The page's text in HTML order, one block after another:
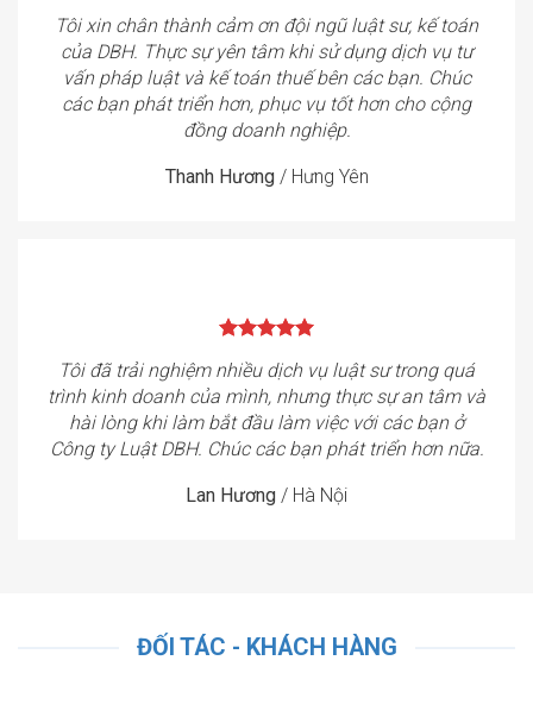
Tôi xin chân thành cảm ơn đội ngũ luật sư, kế toán
của DBH. Thực sự yên tâm khi sử dụng dịch vụ tư
vấn pháp luật và kế toán thuế bên các bạn. Chúc
các bạn phát triển hơn, phục vụ tốt hơn cho cộng
đồng doanh nghiệp.
Thanh Hương / Hưng Yên
Tôi đã trải nghiệm nhiều dịch vụ luật sư trong quá
trình kinh doanh của mình, nhưng thực sự an tâm và
hài lòng khi làm bắt đầu làm việc với các bạn ở
Công ty Luật DBH. Chúc các bạn phát triển hơn nữa.
Lan Hương / Hà Nội
ĐỐI TÁC - KHÁCH HÀNG